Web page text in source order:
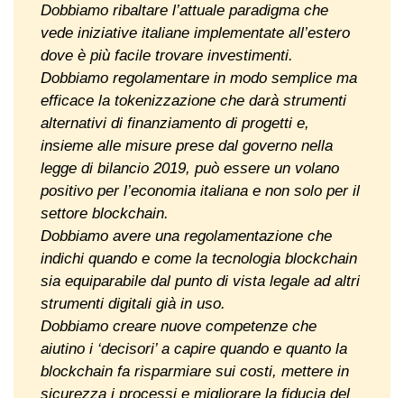
Dobbiamo ribaltare l’attuale paradigma che
vede iniziative italiane implementate all’estero
dove è più facile trovare investimenti.
Dobbiamo regolamentare in modo semplice ma
efficace la tokenizzazione che darà strumenti
alternativi di finanziamento di progetti e,
insieme alle misure prese dal governo nella
legge di bilancio 2019, può essere un volano
positivo per l’economia italiana e non solo per il
settore blockchain.
Dobbiamo avere una regolamentazione che
indichi quando e come la tecnologia blockchain
sia equiparabile dal punto di vista legale ad altri
strumenti digitali già in uso.
Dobbiamo creare nuove competenze che
aiutino i ‘decisori’ a capire quando e quanto la
blockchain fa risparmiare sui costi, mettere in
sicurezza i processi e migliorare la fiducia del